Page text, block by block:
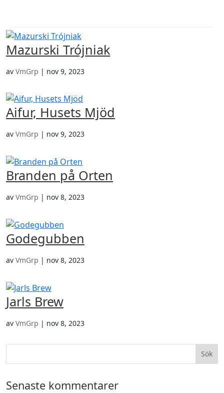
Mazurski Trójniak
av VmGrp | nov 9, 2023
Aifur, Husets Mjöd
av VmGrp | nov 9, 2023
Branden på Orten
av VmGrp | nov 8, 2023
Godegubben
av VmGrp | nov 8, 2023
Jarls Brew
av VmGrp | nov 8, 2023
Senaste kommentarer